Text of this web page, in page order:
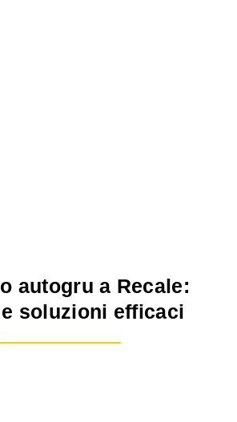
autogru a Recale:
soluzioni efficaci